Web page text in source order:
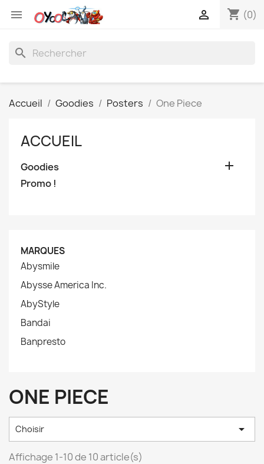
 shopping_cart (0)

search
Accueil Goodies Posters One Piece
ACCUEIL
Goodies 
Promo !
MARQUES
Abysmile
Abysse America Inc.
AbyStyle
Bandai
Banpresto
ONE PIECE
Choisir 
Affichage 1-10 de 10 article(s)